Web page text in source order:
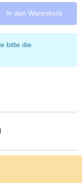
In den Warenkorb
bitte die